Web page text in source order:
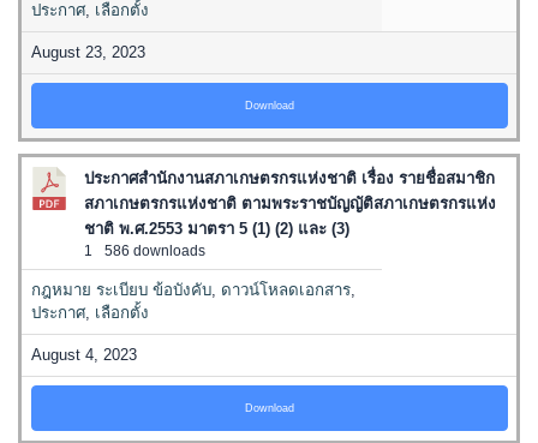
Search
for:
ประกาศ, เลือกตั้ง
August 23, 2023
Download
ประกาศสำนักงานสภาเกษตรกรแห่งชาติ เรื่อง รายชื่อสมาชิก
สภาเกษตรกรแห่งชาติ ตามพระราชบัญญัติสภาเกษตรกรแห่ง
ชาติ พ.ศ.2553 มาตรา 5 (1) (2) และ (3)
1 586 downloads
กฎหมาย ระเบียบ ข้อบังคับ, ดาวน์โหลดเอกสาร,
ประกาศ, เลือกตั้ง
August 4, 2023
Download